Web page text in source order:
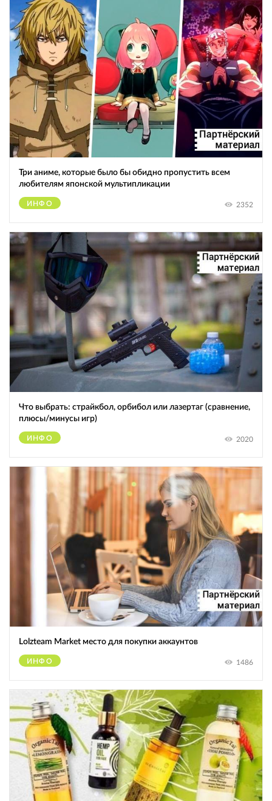
Три аниме, которые было бы обидно пропустить всем
любителям японской мультипликации
ИНФО 2352
Что выбрать: страйкбол, орбибол или лазертаг (сравнение,
плюсы/минусы игр)
ИНФО 2020
Lolzteam Market место для покупки аккаунтов
ИНФО 1486